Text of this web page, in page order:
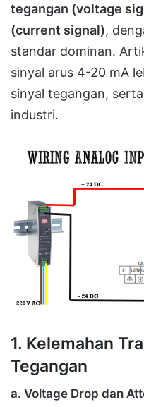
tegangan (voltage
(current signal),
standar dominan.
sinyal arus 4-20 mA
sinyal tegangan,
industri.
1. Kelemahan
Tegangan
a. Voltage Drop dan